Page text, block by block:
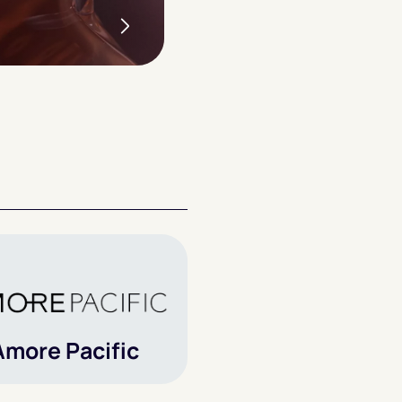
Pacific